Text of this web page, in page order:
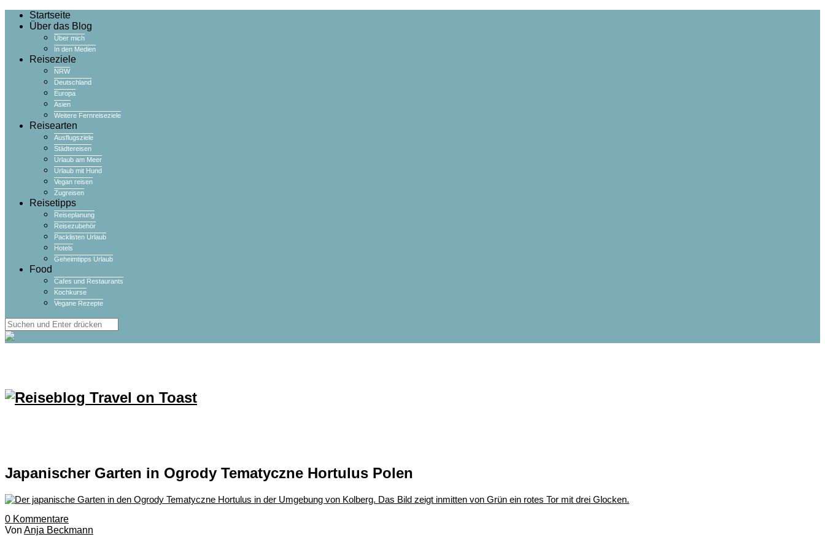
Startseite
Über das Blog
Über mich
In den Medien
Reiseziele
NRW
Deutschland
Europa
Asien
Weitere Fernreiseziele
Reisearten
Ausflugsziele
Städtereisen
Urlaub am Meer
Urlaub mit Hund
Vegan reisen
Zugreisen
Reisetipps
Reiseplanung
Reisezubehör
Packlisten Urlaub
Hotels
Geheimtipps Urlaub
Food
Cafes und Restaurants
Kochkurse
Vegane Rezepte
Japanischer Garten in Ogrody Tematyczne Hortulus Polen
0 Kommentare
Von Anja Beckmann